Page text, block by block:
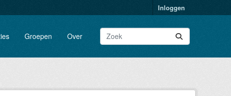
Inloggen
Groepen Over